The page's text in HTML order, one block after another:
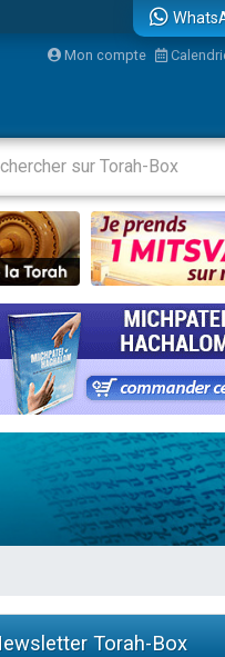
Mon compte
Livres
Torah-Box